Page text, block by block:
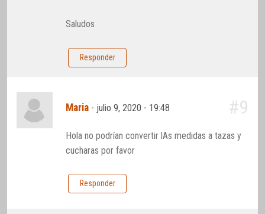
Saludos
Responder
Maria - julio 9, 2020 - 19:48 #9
Hola no podrían convertir lAs medidas a tazas y
cucharas por favor
Responder